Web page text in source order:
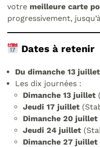
votre meilleure carte
progressivement,
Dates à retenir
Du dimanche 13
Les dix journées :
Dimanche 13 juillet
Jeudi 17 juillet
Dimanche 20 juillet
Jeudi 24 juillet
Dimanche 27 juillet